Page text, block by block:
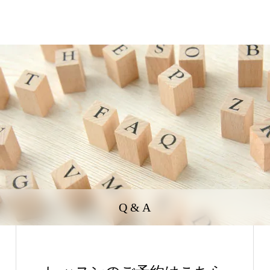
Q & A